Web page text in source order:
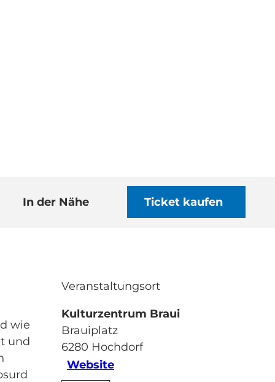
In der Nähe Ticket kaufen
wie
und
Veranstaltungsort
Kulturzentrum Braui
Brauiplatz
6280 Hochdorf
Website